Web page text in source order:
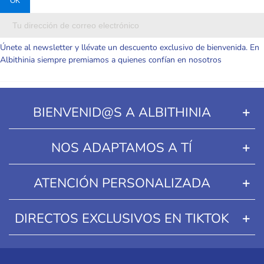
Únete al newsletter y llévate un descuento exclusivo de bienvenida. En
Albithinia siempre premiamos a quienes confían en nosotros
BIENVENID@S A ALBITHINIA
NOS ADAPTAMOS A TÍ
ATENCIÓN PERSONALIZADA
DIRECTOS EXCLUSIVOS EN TIKTOK